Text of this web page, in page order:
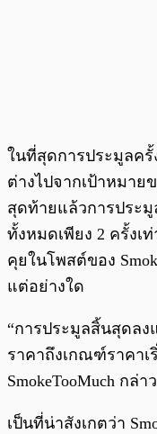
ในที่สุดการประมูลค
ต่างไปจากเป้าหมาย
สุดท้ายแล้วการประมู
ทั้งหมดเพียง 2 ครั้งเ
คุยในโพสต์ของ
แต่อย่างใด
“การประมูลสิ้นสุดลง
ราคาถึงเกณฑ์ราคาเ
SmokeTooMuch กล่
เป็นที่น่าสังเกตว่า